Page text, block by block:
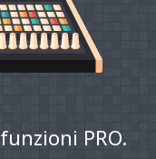
PRO.